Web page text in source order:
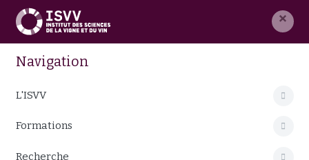
×
Navigation
L'ISVV
Formations
Recherche